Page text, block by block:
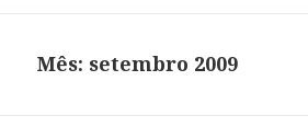
Mês: setembro 2009